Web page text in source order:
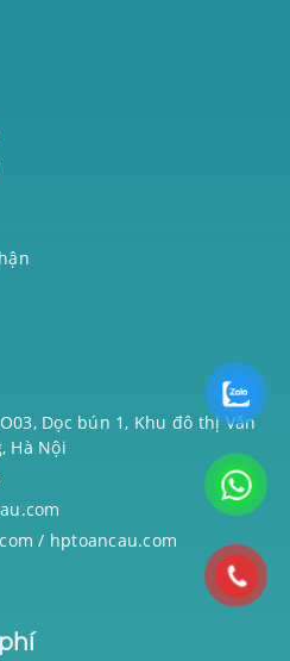
Dọc bún 1, Khu đô thị Văn
Hà Nội
/ hptoancau.com